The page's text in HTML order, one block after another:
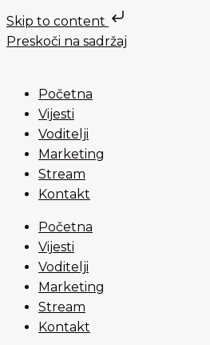
Skip to content
Preskoči na sadržaj
Početna
Vijesti
Voditelji
Marketing
Stream
Kontakt
Početna
Vijesti
Voditelji
Marketing
Stream
Kontakt